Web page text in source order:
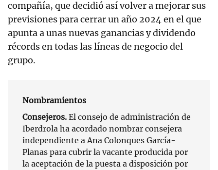
compañía, que decidió así volver a mejorar sus
previsiones para cerrar un año 2024 en el que
apunta a unas nuevas ganancias y dividendo
récords en todas las líneas de negocio del
grupo.
Nombramientos
Consejeros. El consejo de administración de
Iberdrola ha acordado nombrar consejera
independiente a Ana Colonques García-
Planas para cubrir la vacante producida por
la aceptación de la puesta a disposición por